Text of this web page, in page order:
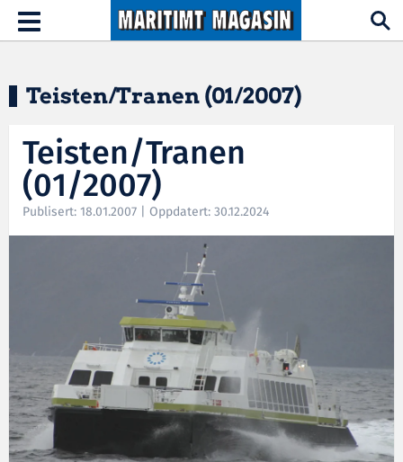
Hopp til hovedinnhold
Toggle
navigation
Teisten/Tranen (01/2007)
Teisten/Tranen
(01/2007)
Publisert: 18.01.2007 | Oppdatert: 30.12.2024